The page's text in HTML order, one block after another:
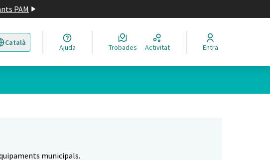
PAM
Català
la llengua Elegir el idioma
Ajuda Trobades Activitat Entra
8
municipals.